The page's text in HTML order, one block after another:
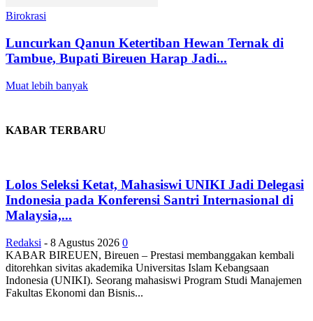
Birokrasi
Luncurkan Qanun Ketertiban Hewan Ternak di
Tambue, Bupati Bireuen Harap Jadi...
Muat lebih banyak
KABAR TERBARU
Lolos Seleksi Ketat, Mahasiswi UNIKI Jadi Delegasi
Indonesia pada Konferensi Santri Internasional di
Malaysia,...
Redaksi - 8 Agustus 2026 0
KABAR BIREUEN, Bireuen – Prestasi membanggakan kembali
ditorehkan sivitas akademika Universitas Islam Kebangsaan
Indonesia (UNIKI). Seorang mahasiswi Program Studi Manajemen
Fakultas Ekonomi dan Bisnis...